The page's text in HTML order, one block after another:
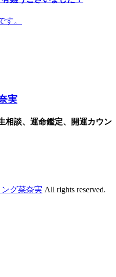
す。
実
相談、運命鑑定、開運カウン
グ菜奈実 All rights reserved.